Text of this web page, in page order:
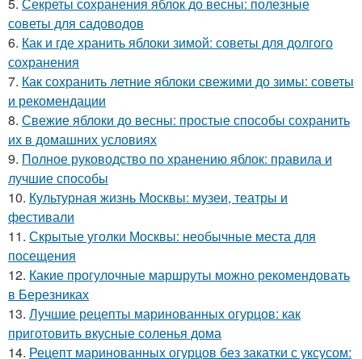
советы для садоводов
6. Как и где хранить яблоки зимой: советы для долгого
сохранения
7. Как сохранить летние яблоки свежими до зимы: советы
и рекомендации
8. Свежие яблоки до весны: простые способы сохранить
их в домашних условиях
9. Полное руководство по хранению яблок: правила и
лучшие способы
10. Культурная жизнь Москвы: музеи, театры и
фестивали
11. Скрытые уголки Москвы: необычные места для
посещения
12. Какие прогулочные маршруты можно рекомендовать
в Березниках
13. Лучшие рецепты маринованных огурцов: как
приготовить вкусные соленья дома
14. Рецепт маринованных огурцов без закатки с уксусом: